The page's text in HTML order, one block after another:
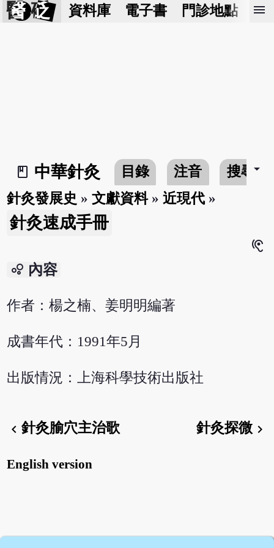
醫 砭 資料庫 電子書 門診地點 預
menu
book_2
中華針灸 目錄 注音 搜尋arrow_drop_down
針灸發展史 »文獻資料»近現代 »
針灸速成手冊
hearing
bubble_chart 內容
作者：楊之楠、姜明明編著
成書年代：1991年5月
出版情況：上海科學技術出版社
chevron_left針灸腧穴主治歌 針灸探微chevron_right
English version